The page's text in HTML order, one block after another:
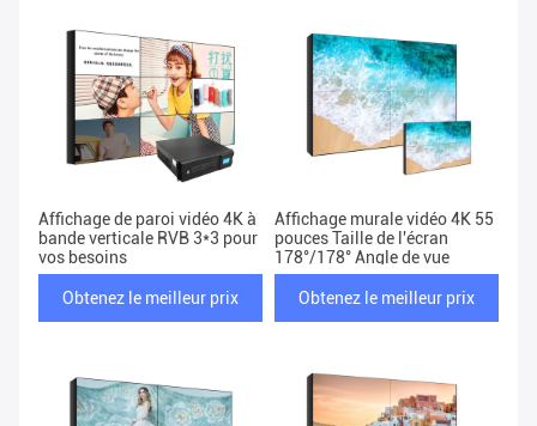
Affichage de paroi vidéo 4K à
bande verticale RVB 3*3 pour
vos besoins
Obtenez le meilleur prix
Affichage murale vidéo 4K 55
pouces Taille de l'écran
178°/178° Angle de vue
Obtenez le meilleur prix